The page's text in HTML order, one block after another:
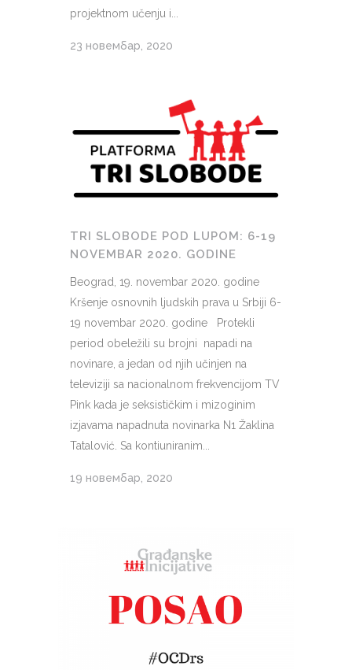
projektnom učenju i...
23 новембар, 2020
TRI SLOBODE POD LUPOM: 6-19
NOVEMBAR 2020. GODINE
Beograd, 19. novembar 2020. godine
Kršenje osnovnih ljudskih prava u Srbiji 6-
19 novembar 2020. godine Protekli
period obeležili su brojni napadi na
novinare, a jedan od njih učinjen na
televiziji sa nacionalnom frekvencijom TV
Pink kada je seksističkim i mizoginim
izjavama napadnuta novinarka N1 Žaklina
Tatalović. Sa kontiuniranim...
19 новембар, 2020